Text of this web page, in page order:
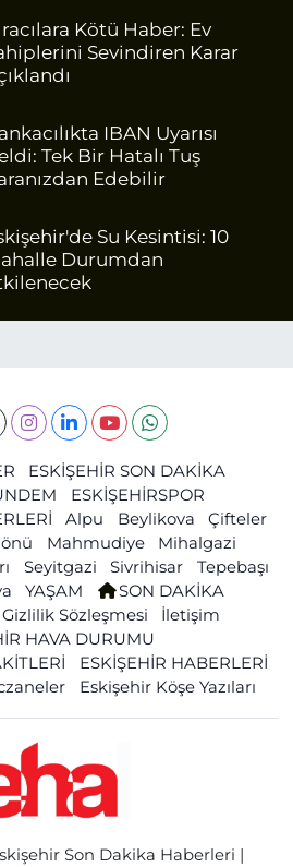
Kötü Haber: Ev
Sevindiren Karar
IBAN Uyarısı
Tek Bir Hatalı Tuş
Edebilir
Su Kesintisi: 10
Durumdan
ESKİŞEHİR SON DAKİKA
ESKİŞEHİRSPOR
Alpu Beylikova
Çifteler
Mahmudiye
Mihalgazi
Seyitgazi Sivrihisar
Tepebaşı
YAŞAM
SON DAKİKA
Gizlilik Sözleşmesi
İletişim
HAVA DURUMU
ESKİŞEHİR HABERLERİ
Eskişehir Köşe Yazıları
Son Dakika Haberleri |